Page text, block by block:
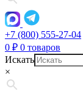
+7 (800) 555-27-04
0 ₽ 0 товаров
Искать
×